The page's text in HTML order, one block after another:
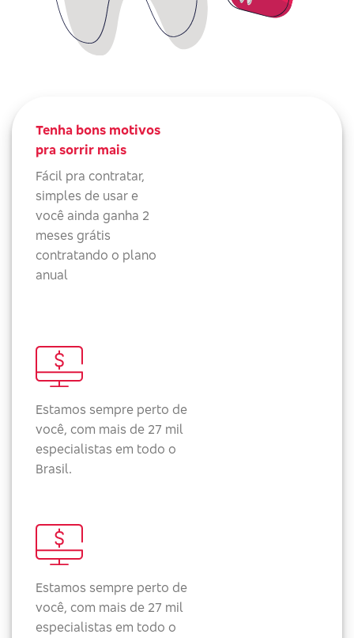
Tenha bons motivos
pra sorrir mais
Fácil pra contratar,
simples de usar e
você ainda ganha 2
meses grátis
contratando o plano
anual
Estamos sempre perto de
você, com mais de 27 mil
especialistas em todo o
Brasil.
Estamos sempre perto de
você, com mais de 27 mil
especialistas em todo o